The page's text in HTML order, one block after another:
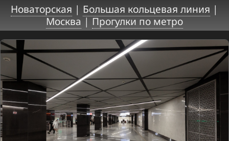
Новаторская | Большая кольцевая линия |
Москва|Прогулки по метро